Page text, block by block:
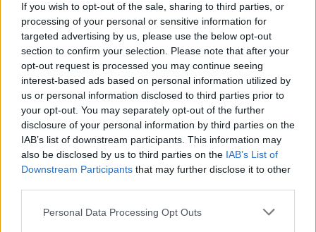
If you wish to opt-out of the sale, sharing to third parties, or
processing of your personal or sensitive information for
targeted advertising by us, please use the below opt-out
section to confirm your selection. Please note that after your
opt-out request is processed you may continue seeing
interest-based ads based on personal information utilized by
us or personal information disclosed to third parties prior to
your opt-out. You may separately opt-out of the further
disclosure of your personal information by third parties on the
IAB’s list of downstream participants. This information may
also be disclosed by us to third parties on the IAB’s List of
Downstream Participants that may further disclose it to other
Personal Data Processing Opt Outs